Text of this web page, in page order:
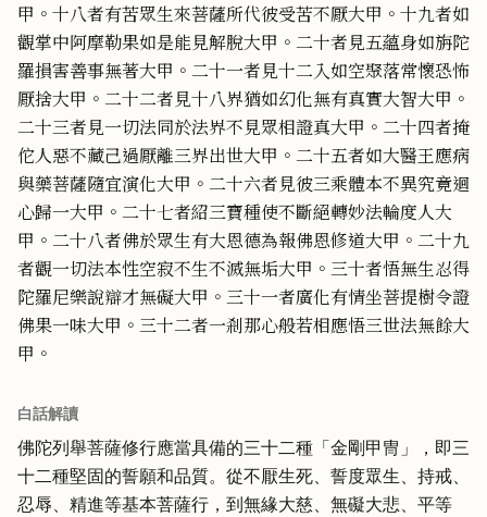
甲。十八者有苦眾生來菩薩所代彼受苦不厭大甲。十九者如
觀掌中阿摩勒果如是能見解脫大甲。二十者見五蘊身如旃陀
羅損害善事無著大甲。二十一者見十二入如空聚落常懷恐怖
厭捨大甲。二十二者見十八界猶如幻化無有真實大智大甲。
二十三者見一切法同於法界不見眾相證真大甲。二十四者掩
佗人惡不藏己過厭離三界出世大甲。二十五者如大醫王應病
與藥菩薩隨宜演化大甲。二十六者見彼三乘體本不異究竟迴
心歸一大甲。二十七者紹三寶種使不斷絕轉妙法輪度人大
甲。二十八者佛於眾生有大恩德為報佛恩修道大甲。二十九
者觀一切法本性空寂不生不滅無垢大甲。三十者悟無生忍得
陀羅尼樂說辯才無礙大甲。三十一者廣化有情坐菩提樹令證
佛果一味大甲。三十二者一剎那心般若相應悟三世法無餘大
甲。
白話解讀
佛陀列舉菩薩修行應當具備的三十二種「金剛甲冑」，即三
十二種堅固的誓願和品質。從不厭生死、誓度眾生、持戒、
忍辱、精進等基本菩薩行，到無緣大慈、無礙大悲、平等